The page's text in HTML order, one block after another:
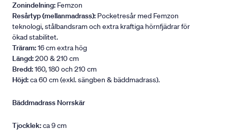
Zonindelning: Femzon
Resårtyp (mellanmadrass): Pocketresår med Femzon
teknologi, stålbandsram och extra kraftiga hörnfjädrar för
ökad stabilitet.
Träram:16 cm extra hög
Längd:200 & 210 cm
Bredd:160, 180 och 210 cm
Höjd:ca 60 cm (exkl. sängben & bäddmadrass).
Bäddmadrass Norrskär
Tjocklek:ca 9 cm